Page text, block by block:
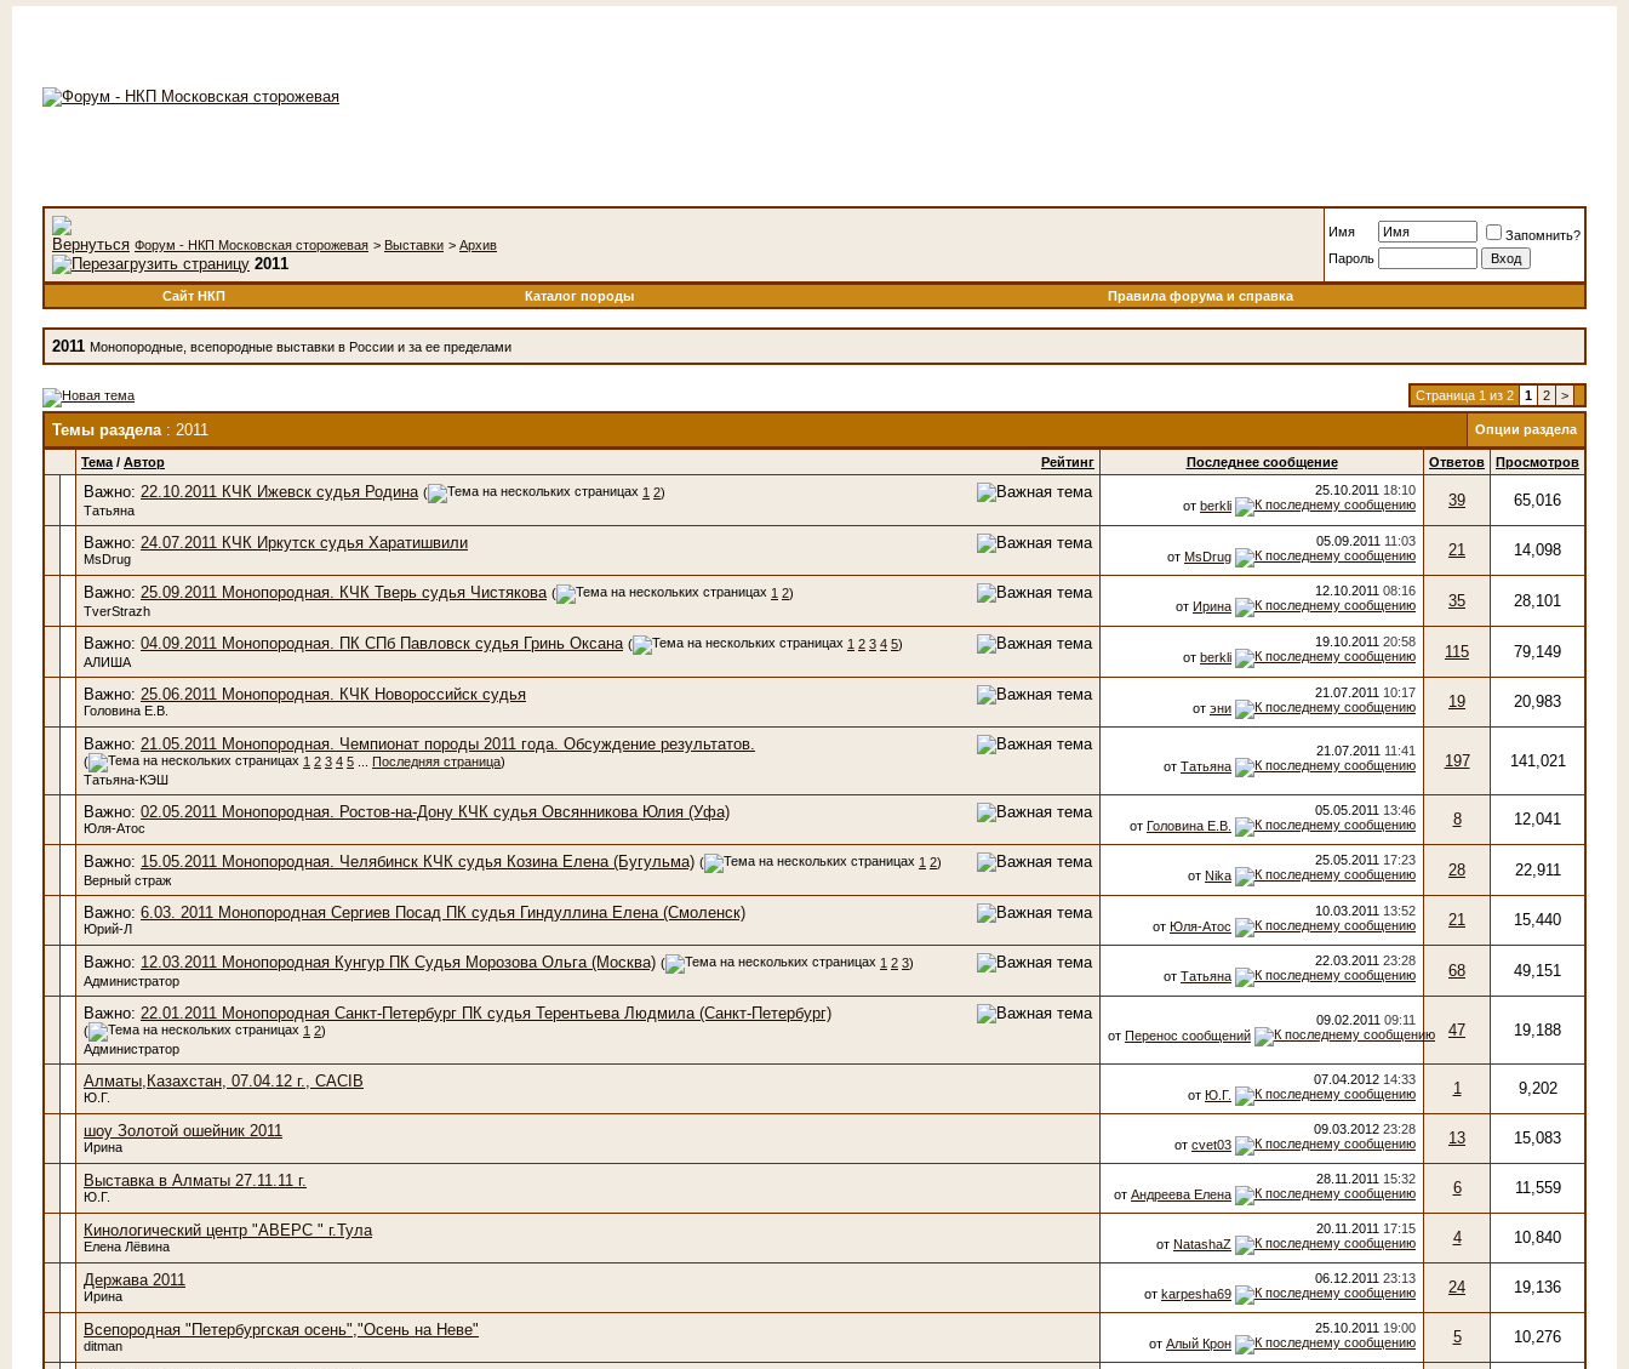
Форум - НКП Московская сторожевая > Выставки > Архив
2011
Имя
Запомнить?
Пароль
Сайт НКП Каталог породы Правила форума и справка
2011 Монопородные, всепородные выставки в России и за ее пределами
Страница 1 из 2 1 2 >
Темы раздела: 2011 Опции раздела
Рейтинг
Тема / Автор Последнее сообщение Ответов Просмотров
Важно: 22.10.2011 КЧК Ижевск судья Родина ( 1 2)
Татьяна
25.10.2011 18:10
от berkli 39 65,016
Важно: 24.07.2011 КЧК Иркутск судья Харатишвили
MsDrug
05.09.2011 11:03
от MsDrug 21 14,098
Важно: 25.09.2011 Монопородная. КЧК Тверь судья Чистякова ( 1 2)
TverStrazh
12.10.2011 08:16
от Ирина 35 28,101
Важно: 04.09.2011 Монопородная. ПК СПб Павловск судья Гринь Оксана ( 1 2 3 4 5)
АЛИША
19.10.2011 20:58
от berkli 115 79,149
Важно: 25.06.2011 Монопородная. КЧК Новороссийск судья
Головина Е.В.
21.07.2011 10:17
от эни 19 20,983
Важно: 21.05.2011 Монопородная. Чемпионат породы 2011 года. Обсуждение результатов.
( 1 2 3 4 5 Последняя страница)
Татьяна-КЭШ
21.07.2011 11:41
от Татьяна 197 141,021
Важно: 02.05.2011 Монопородная. Ростов-на-Дону КЧК судья Овсянникова Юлия (Уфа)
Юля-Атос
05.05.2011 13:46
от Головина Е.В. 8 12,041
Важно: 15.05.2011 Монопородная. Челябинск КЧК судья Козина Елена (Бугульма) ( 1 2)
Верный страж
25.05.2011 17:23
от Nika 28 22,911
Важно: 6.03. 2011 Монопородная Сергиев Посад ПК судья Гиндуллина Елена (Смоленск)
Юрий-Л
10.03.2011 13:52
от Юля-Атос 21 15,440
Важно: 12.03.2011 Монопородная Кунгур ПК Судья Морозова Ольга (Москва) ( 1 2 3)
Администратор
22.03.2011 23:28
от Татьяна 68 49,151
Важно: 22.01.2011 Монопородная Санкт-Петербург ПК судья Терентьева Людмила (Санкт-Петербург)
( 1 2)
Администратор
09.02.2011 09:11
от Перенос сообщений 47 19,188
Алматы,Казахстан, 07.04.12 г., CACIB
Ю.Г.
07.04.2012 14:33
от Ю.Г. 1 9,202
шоу Золотой ошейник 2011
Ирина
09.03.2012 23:28
от cvet03 13 15,083
Выставка в Алматы 27.11.11 г.
Ю.Г.
28.11.2011 15:32
от Андреева Елена 6 11,559
Кинологический центр "АВЕРС " г.Тула
Елена Лёвина
20.11.2011 17:15
от NatashaZ 4 10,840
Держава 2011
Ирина
06.12.2011 23:13
от karpesha69 24 19,136
Всепородная "Петербургская осень","Осень на Неве"
ditman
25.10.2011 19:00
от Алый Крон 5 10,276